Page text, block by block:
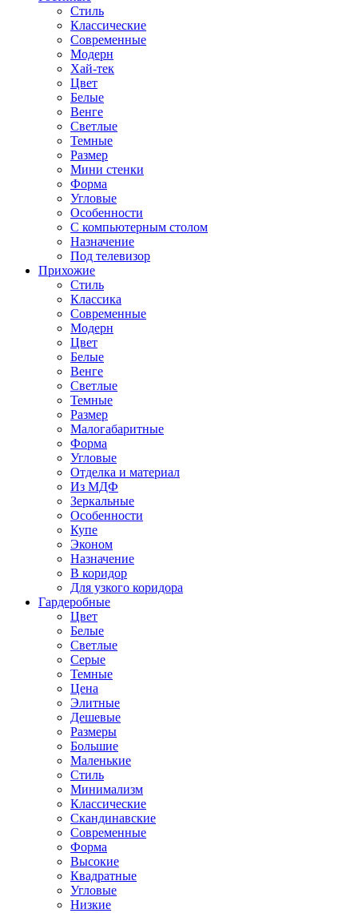
Стиль
Классические
Современные
Модерн
Хай-тек
Цвет
Белые
Венге
Светлые
Темные
Размер
Мини стенки
Форма
Угловые
Особенности
С компьютерным столом
Назначение
Под телевизор
Прихожие
Стиль
Классика
Современные
Модерн
Цвет
Белые
Венге
Светлые
Темные
Размер
Малогабаритные
Форма
Угловые
Отделка и материал
Из МДФ
Зеркальные
Особенности
Купе
Эконом
Назначение
В коридор
Для узкого коридора
Гардеробные
Цвет
Белые
Светлые
Серые
Темные
Цена
Элитные
Дешевые
Размеры
Большие
Маленькие
Стиль
Минимализм
Классические
Скандинавские
Современные
Форма
Высокие
Квадратные
Угловые
Низкие